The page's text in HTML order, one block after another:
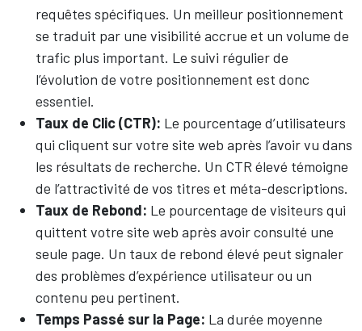
requêtes spécifiques. Un meilleur positionnement
se traduit par une visibilité accrue et un volume de
trafic plus important. Le suivi régulier de
l’évolution de votre positionnement est donc
essentiel.
Taux de Clic (CTR): Le pourcentage d’utilisateurs
qui cliquent sur votre site web après l’avoir vu dans
les résultats de recherche. Un CTR élevé témoigne
de l’attractivité de vos titres et méta-descriptions.
Taux de Rebond: Le pourcentage de visiteurs qui
quittent votre site web après avoir consulté une
seule page. Un taux de rebond élevé peut signaler
des problèmes d’expérience utilisateur ou un
contenu peu pertinent.
Temps Passé sur la Page: La durée moyenne